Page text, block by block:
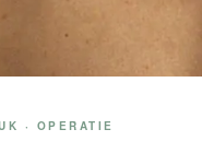
· OPERATIE